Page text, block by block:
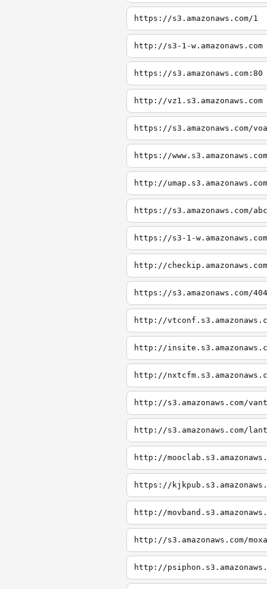
https://s3.amazonaws.com/1
http://s3-1-w.amazonaws.com
https://s3.amazonaws.com:80
http://vz1.s3.amazonaws.com
https://s3.amazonaws.com/voa
https://www.s3.amazonaws.com
http://umap.s3.amazonaws.com
https://s3.amazonaws.com/abc
https://s3-1-w.amazonaws.com
http://checkip.amazonaws.com
https://s3.amazonaws.com/404
http://
http://
http://
http://s3.amazonaws.com/
http://s3.amazonaws.com/
http://
https://
http://
http://s3.amazonaws.com/
http://